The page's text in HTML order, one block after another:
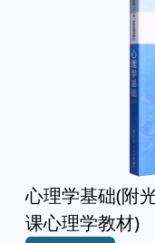
心理学基础(附
课心理学教材)